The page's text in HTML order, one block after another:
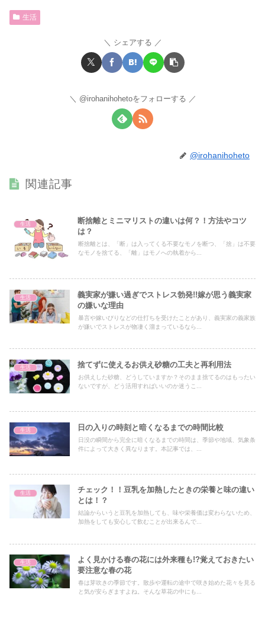
生活
シェアする
@irohanihohetoをフォローする
@irohanihoheto
関連記事
生活
断捨離とミニマリストの違いは何？！方法やコツ
は？
断捨離とは、「断」は入ってくる不要なモノを断つ、「捨」は不要
なモノを捨てる、「離」はモノへの執着から...
生活
義実家が嫌い過ぎでストレス勃発!!嫁が思う義実家
の嫌いな理由
暴言や嫁いびりなどの仕打ちを受けたことがあり、義実家の義家族
が嫌いでストレスが物凄く溜まっているなら...
生活 捨てずに使えるお供え砂糖の工夫と再利用法
お供えした砂糖、どうしていますか？そのまま捨てるのはもったい
ないですが、どう活用すればいいのか迷うこ...
生活 日の入りの時刻と暗くなるまでの時間比較
日没の瞬間から完全に暗くなるまでの時間は、季節や地域、気象条
件によって大きく異なります。本記事では、...
生活
チェック！！豆乳を加熱したときの栄養と味の違い
とは！？
結論からいうと豆乳を加熱しても、味や栄養価は変わらないため、
加熱をしても安心して飲むことが出来るんで...
生活
よく見かける春の花には外来種も!?覚えておきたい
要注意な春の花
春は芽吹きの季節です。散歩や運転の途中で咲き始めた花々を見る
と気が安らぎますよね。そんな草花の中にも...